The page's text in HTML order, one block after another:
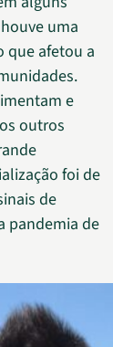
uma
que afetou a
e
outros
foi de
de
pandemia de